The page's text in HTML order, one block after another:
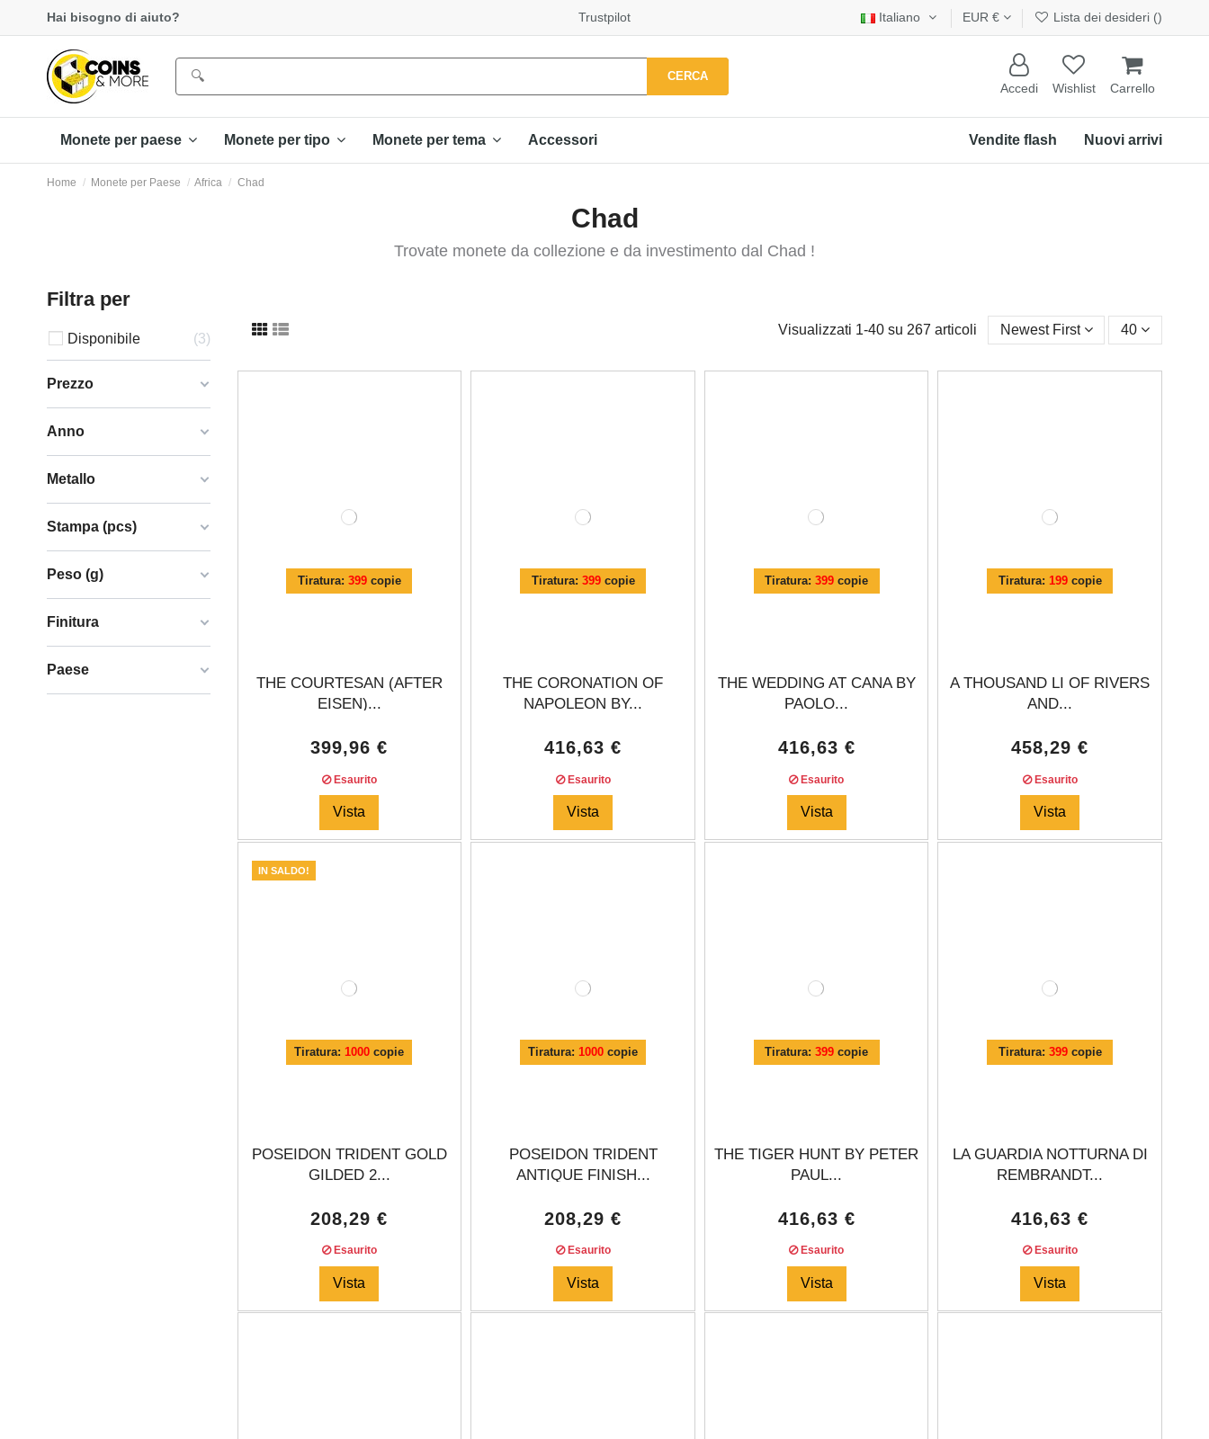
Γ
Hai bisogno di aiuto? Trustpilot Italiano EUR € Lista dei desideri ()
CERCA
Accedi Wishlist Carrello
Monete per paese Monete per tipo Monete per tema Accessori Nuovi arrivi
Vendite flash
Home Monete per Paese Africa Chad
Chad
Trovate monete da collezione e da investimento dal Chad !
Visualizzati 1-40 su 267 articoli Newest First 40
Tiratura: 399copie
THE COURTESAN (AFTER
EISEN)...
399,96 €
Esaurito
Vista
Tiratura: 399copie
THE CORONATION OF
NAPOLEON BY...
416,63 €
Esaurito
Vista
Tiratura:399 copie
THE WEDDING AT CANA BY
PAOLO...
416,63 €
Esaurito
Vista
Tiratura: 199copie
A THOUSAND LI OF RIVERS
AND...
458,29 €
Esaurito
Vista
Tiratura: 1000 copie
IN SALDO!
POSEIDON TRIDENT GOLD
GILDED 2...
208,29 €
Esaurito
Vista
Tiratura: 1000 copie
POSEIDON TRIDENT
ANTIQUE FINISH...
208,29 €
Esaurito
Vista
Tiratura:399 copie
THE TIGER HUNT BY PETER
PAUL...
416,63 €
Esaurito
Vista
Tiratura: 399copie
LA GUARDIA NOTTURNA DI
REMBRANDT...
416,63 €
Esaurito
Vista
Filtra per
Disponibile 3
Prezzo
Anno
Metallo
Stampa (pcs)
Peso (g)
Finitura
Paese